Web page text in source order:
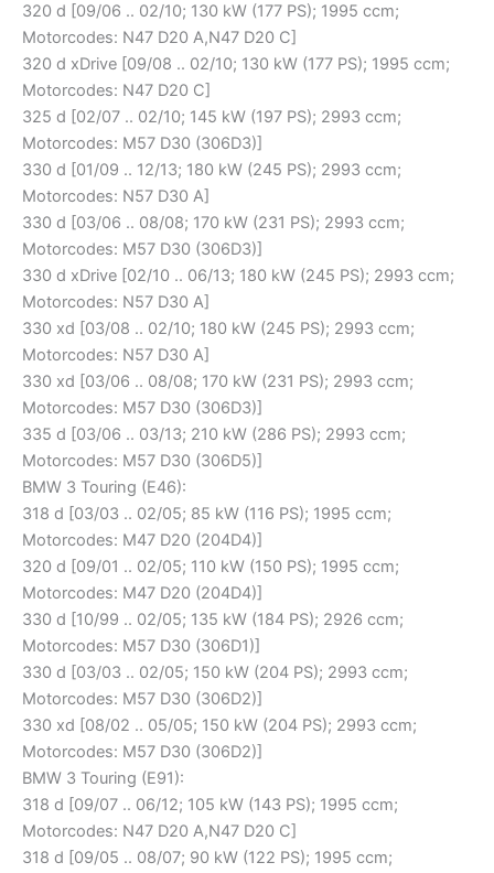
320 d [09/06 .. 02/10; 130 kW (177 PS); 1995 ccm;
Motorcodes: N47 D20 A,N47 D20 C]
320 d xDrive [09/08 .. 02/10; 130 kW (177 PS); 1995 ccm;
Motorcodes: N47 D20 C]
325 d [02/07 .. 02/10; 145 kW (197 PS); 2993 ccm;
Motorcodes: M57 D30 (306D3)]
330 d [01/09 .. 12/13; 180 kW (245 PS); 2993 ccm;
Motorcodes: N57 D30 A]
330 d [03/06 .. 08/08; 170 kW (231 PS); 2993 ccm;
Motorcodes: M57 D30 (306D3)]
330 d xDrive [02/10 .. 06/13; 180 kW (245 PS); 2993 ccm;
Motorcodes: N57 D30 A]
330 xd [03/08 .. 02/10; 180 kW (245 PS); 2993 ccm;
Motorcodes: N57 D30 A]
330 xd [03/06 .. 08/08; 170 kW (231 PS); 2993 ccm;
Motorcodes: M57 D30 (306D3)]
335 d [03/06 .. 03/13; 210 kW (286 PS); 2993 ccm;
Motorcodes: M57 D30 (306D5)]
BMW 3 Touring (E46):
318 d [03/03 .. 02/05; 85 kW (116 PS); 1995 ccm;
Motorcodes: M47 D20 (204D4)]
320 d [09/01 .. 02/05; 110 kW (150 PS); 1995 ccm;
Motorcodes: M47 D20 (204D4)]
330 d [10/99 .. 02/05; 135 kW (184 PS); 2926 ccm;
Motorcodes: M57 D30 (306D1)]
330 d [03/03 .. 02/05; 150 kW (204 PS); 2993 ccm;
Motorcodes: M57 D30 (306D2)]
330 xd [08/02 .. 05/05; 150 kW (204 PS); 2993 ccm;
Motorcodes: M57 D30 (306D2)]
BMW 3 Touring (E91):
318 d [09/07 .. 06/12; 105 kW (143 PS); 1995 ccm;
Motorcodes: N47 D20 A,N47 D20 C]
318 d [09/05 .. 08/07; 90 kW (122 PS); 1995 ccm;